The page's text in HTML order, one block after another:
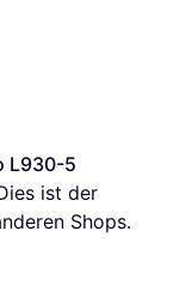
L930-5
ist der
Shops.